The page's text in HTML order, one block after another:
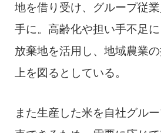
地を借り受け、グループ従
手に。高齢化や担い手不足
放棄地を活用し、地域農業
上を図るとしている。
また生産した米を自社グル